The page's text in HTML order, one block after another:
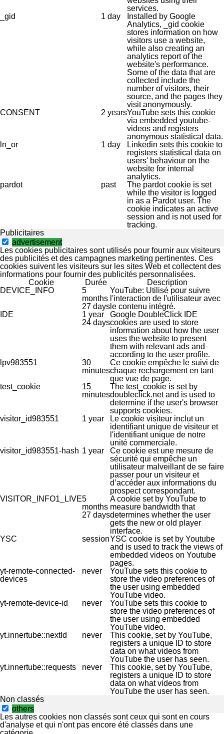
services.
_gid
1 day
Installed by Google
Analytics, _gid cookie
stores information on how
visitors use a website,
while also creating an
analytics report of the
website's performance.
Some of the data that are
collected include the
number of visitors, their
source, and the pages they
visit anonymously.
CONSENT
2 yearsYouTube sets this cookie
via embedded youtube-
videos and registers
anonymous statistical data.
ln_or
1 day
Linkedin sets this cookie to
registers statistical data on
users' behaviour on the
website for internal
analytics.
pardot
past
The pardot cookie is set
while the visitor is logged
in as a Pardot user. The
cookie indicates an active
session and is not used for
tracking.
Publicitaires
advertisement
Les cookies publicitaires sont utilisés pour fournir aux visiteurs
des publicités et des campagnes marketing pertinentes. Ces
cookies suivent les visiteurs sur les sites Web et collectent des
informations pour fournir des publicités personnalisées.
Cookie
Durée
Description
DEVICE_INFO
5
months
27 days
YouTube: Utilisé pour suivre
l'interaction de l'utilisateur avec
le contenu intégré.
IDE
1 year
24 days
Google DoubleClick IDE
cookies are used to store
information about how the user
uses the website to present
them with relevant ads and
according to the user profile.
lpv983551
30
minutes
Ce cookie empêche le suivi de
chaque rechargement en tant
que vue de page.
test_cookie
15
minutes
The test_cookie is set by
doubleclick.net and is used to
determine if the user's browser
supports cookies.
visitor_id983551
1 year
Le cookie visiteur inclut un
identifiant unique de visiteur et
l'identifiant unique de notre
unité commerciale.
visitor_id983551-hash 1 year
Ce cookie est une mesure de
sécurité qui empêche un
utilisateur malveillant de se faire
passer pour un visiteur et
d’accéder aux informations du
prospect correspondant.
VISITOR_INFO1_LIVE5
months
27 days
A cookie set by YouTube to
measure bandwidth that
determines whether the user
gets the new or old player
interface.
YSC
sessionYSC cookie is set by Youtube
and is used to track the views of
embedded videos on Youtube
pages.
yt-remote-connected-
devices
never
YouTube sets this cookie to
store the video preferences of
the user using embedded
YouTube video.
yt-remote-device-id
never
YouTube sets this cookie to
store the video preferences of
the user using embedded
YouTube video.
yt.innertube::nextId
never
This cookie, set by YouTube,
registers a unique ID to store
data on what videos from
YouTube the user has seen.
yt.innertube::requests
never
This cookie, set by YouTube,
registers a unique ID to store
data on what videos from
YouTube the user has seen.
Non classés
others
Les autres cookies non classés sont ceux qui sont en cours
d'analyse et qui n'ont pas encore été classés dans une